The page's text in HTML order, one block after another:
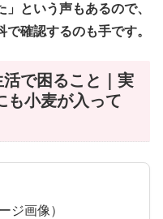
という声もあるので、
確認するのも手です。
で困ること｜実
も小麦が入って
ジ画像）